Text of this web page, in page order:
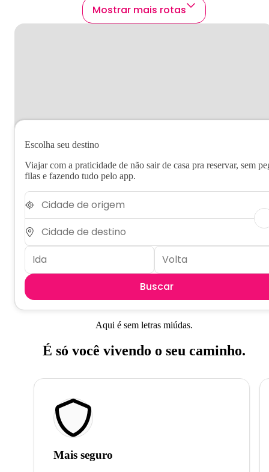
Mostrar mais rotas
Escolha seu destino
Viajar com a praticidade de não sair de casa pra reservar, sem
filas e fazendo tudo pelo app.
Buscar
Aqui é sem letras miúdas.
É só você vivendo o seu caminho.
Mais seguro